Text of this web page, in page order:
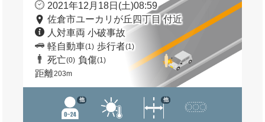
2021年12月18日(土)08:59
佐倉市ユーカリが丘四丁目 付近
人対車両 小破事故
軽自動車(1) 歩行者(1)
死亡(0) 負傷(1)
距離203m
他 他